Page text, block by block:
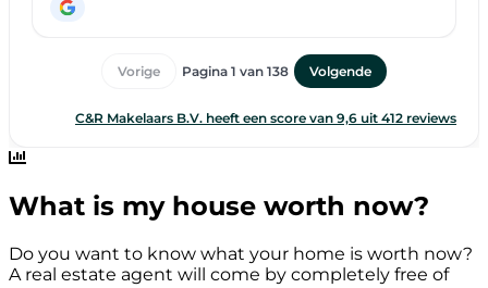
What is my house worth now?
Do you want to know what your home is worth now?
A real estate agent will come by completely free of